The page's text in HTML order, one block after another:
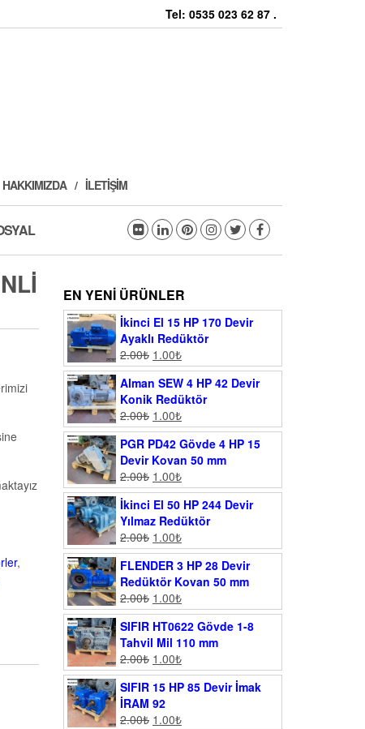
Tel: 0535 023 62 87 .
HAKKIMIZDA İLETIŞIM
,
EN YENI ÜRÜNLER
İkinci El 15 HP 170 Devir
Ayaklı Redüktör
2.00₺ 1.00₺
Alman SEW 4 HP 42 Devir
Konik Redüktör
2.00₺ 1.00₺
PGR PD42 Gövde 4 HP 15
Devir Kovan 50 mm
2.00₺ 1.00₺
İkinci El 50 HP 244 Devir
Yılmaz Redüktör
2.00₺ 1.00₺
FLENDER 3 HP 28 Devir
Redüktör Kovan 50 mm
2.00₺ 1.00₺
SIFIR HT0622 Gövde 1-8
Tahvil Mil 110 mm
2.00₺ 1.00₺
SIFIR 15 HP 85 Devir İmak
İRAM 92
2.00₺ 1.00₺